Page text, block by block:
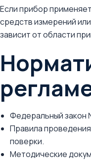
Если прибор
средств измерений
зависит от области
Федеральный закон
Правила
поверки.
Методические